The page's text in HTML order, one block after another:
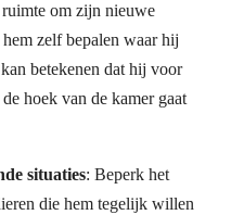
om zijn nieuwe
zelf bepalen waar hij
betekenen dat hij voor
hoek van de kamer gaat
situaties: Beperk het
die hem tegelijk willen